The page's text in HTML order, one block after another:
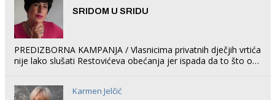
SRIDOM U SRIDU
PREDIZBORNA KAMPANJA / Vlasnicima privatnih dječjih vrtića
nije lako slušati Restovićeva obećanja jer ispada da to što oni
Karmen Jelčić